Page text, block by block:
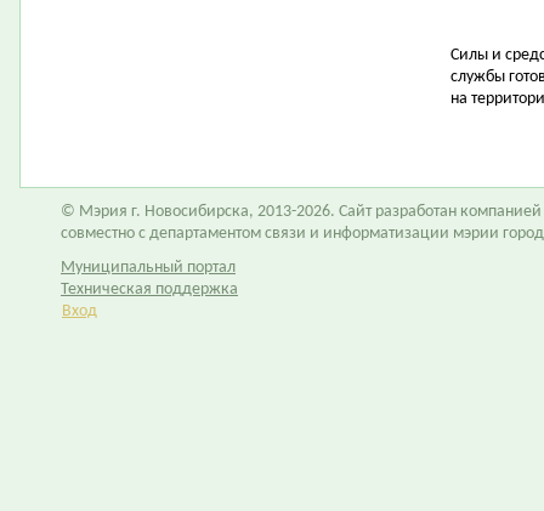
Силы и
службы
на
© Мэрия г. Новосибирска, 2013-2026. Сайт разработан компанией
совместно с департаментом связи и информатизации мэрии
Муниципальный портал
Техническая поддержка
Вход